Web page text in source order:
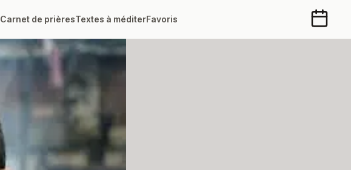
Carnet de prièresTextes à méditerFavoris